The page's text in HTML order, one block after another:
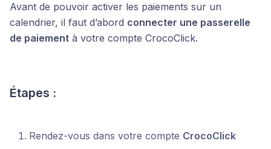
Avant de pouvoir activer les paiements sur un
calendrier, il faut d’abord connecter une passerelle
de paiement à votre compte CrocoClick.
Étapes :
Rendez-vous dans votre compte CrocoClick